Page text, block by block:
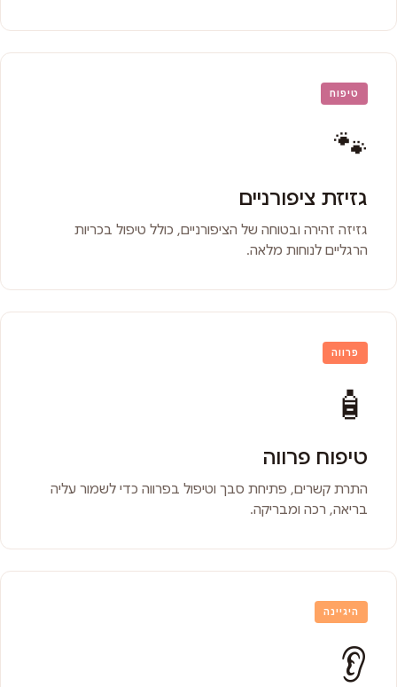
טיפוח
🐾
גזיזת ציפורניים
גזיזה זהירה ובטוחה של הציפורניים, כולל טיפול בכריות
הרגליים לנוחות מלאה.
פרווה
🧴
טיפוח פרווה
התרת קשרים, פתיחת סבך וטיפול בפרווה כדי לשמור עליה
בריאה, רכה ומבריקה.
היגיינה
👂